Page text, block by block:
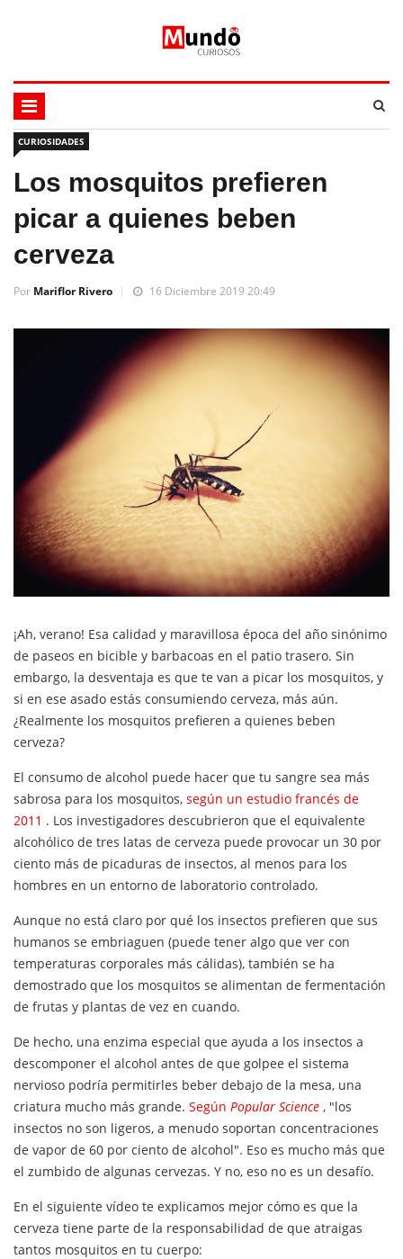
CURIOSIDADES
Los mosquitos prefieren
picar a quienes beben
cerveza
Por Mariflor Rivero 16 Diciembre 2019 20:49
¡Ah, verano! Esa calidad y maravillosa época del año sinónimo
de paseos en bicible y barbacoas en el patio trasero. Sin
embargo, la desventaja es que te van a picar los mosquitos, y
si en ese asado estás consumiendo cerveza, más aún.
¿Realmente los mosquitos prefieren a quienes beben
cerveza?
El consumo de alcohol puede hacer que tu sangre sea más
sabrosa para los mosquitos, según un estudio francés de
2011 . Los investigadores descubrieron que el equivalente
alcohólico de tres latas de cerveza puede provocar un 30 por
ciento más de picaduras de insectos, al menos para los
hombres en un entorno de laboratorio controlado.
Aunque no está claro por qué los insectos prefieren que sus
humanos se embriaguen (puede tener algo que ver con
temperaturas corporales más cálidas), también se ha
demostrado que los mosquitos se alimentan de fermentación
de frutas y plantas de vez en cuando.
De hecho, una enzima especial que ayuda a los insectos a
descomponer el alcohol antes de que golpee el sistema
nervioso podría permitirles beber debajo de la mesa, una
criatura mucho más grande. Según Popular Science , "los
insectos no son ligeros, a menudo soportan concentraciones
de vapor de 60 por ciento de alcohol". Eso es mucho más que
el zumbido de algunas cervezas. Y no, eso no es un desafío.
En el siguiente vídeo te explicamos mejor cómo es que la
cerveza tiene parte de la responsabilidad de que atraigas
tantos mosquitos en tu cuerpo: